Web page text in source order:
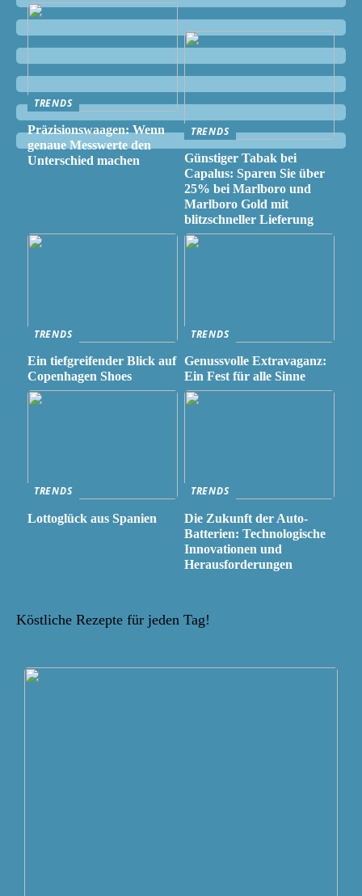
TRENDS
Präzisionswaagen: Wenn
genaue Messwerte den
Unterschied machen
TRENDS
Günstiger Tabak bei
Capalus: Sparen Sie über
25% bei Marlboro und
Marlboro Gold mit
blitzschneller Lieferung
TRENDS
Ein tiefgreifender Blick auf
Copenhagen Shoes
TRENDS
Genussvolle Extravaganz:
Ein Fest für alle Sinne
TRENDS
Lottoglück aus Spanien
TRENDS
Die Zukunft der Auto-
Batterien: Technologische
Innovationen und
Herausforderungen
Köstliche Rezepte für jeden Tag!